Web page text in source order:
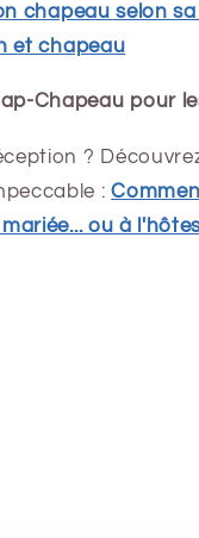
chapeau selon
et chapeau
Chapeau pour
?
:
ou à